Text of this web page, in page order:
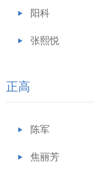
阳科
张熙悦
正高
陈军
焦丽芳